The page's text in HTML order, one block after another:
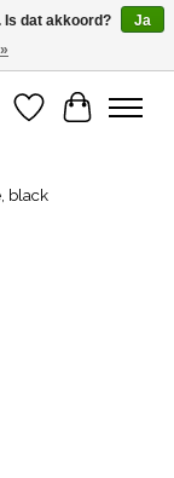
Verlanglijst
black
Is dat akkoord?
Ja